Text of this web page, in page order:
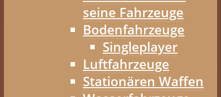
seine Fahrzeuge
Bodenfahrzeuge
Singleplayer
Luftfahrzeuge
Stationären Waffen